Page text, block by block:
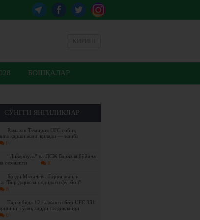
БОШҚАЛАР
СЎНГГИ ЯНГИЛИКЛАР
Рамазон Темиров UFC собиқ
қарши жанг қилади — манба
0
“Ливерпуль” ва ПСЖ Барколя бўйича
олмаяпти
0
Брэди Махачев - Гэрри жанги
"Бир дарвоза олдидаги футбол"
0
Таркибида 12 та жанги бор UFC 331
тўлиқ карди тасдиқланди
0